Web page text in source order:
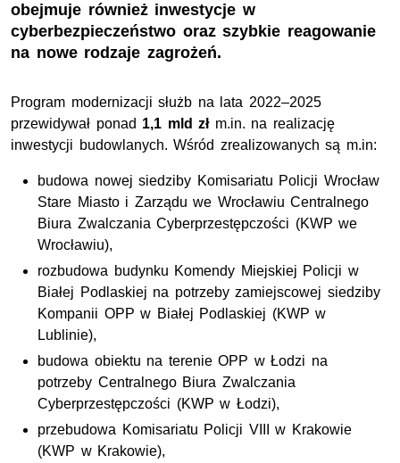
obejmuje również inwestycje w
cyberbezpieczeństwo oraz szybkie reagowanie
na nowe rodzaje zagrożeń.
Program modernizacji służb na lata 2022–2025
przewidywał ponad 1,1 mld zł m.in. na realizację
inwestycji budowlanych. Wśród zrealizowanych są m.in:
budowa nowej siedziby Komisariatu Policji Wrocław
Stare Miasto i Zarządu we Wrocławiu Centralnego
Biura Zwalczania Cyberprzestępczości (KWP we
Wrocławiu),
rozbudowa budynku Komendy Miejskiej Policji w
Białej Podlaskiej na potrzeby zamiejscowej siedziby
Kompanii OPP w Białej Podlaskiej (KWP w
Lublinie),
budowa obiektu na terenie OPP w Łodzi na
potrzeby Centralnego Biura Zwalczania
Cyberprzestępczości (KWP w Łodzi),
przebudowa Komisariatu Policji VIII w Krakowie
(KWP w Krakowie),